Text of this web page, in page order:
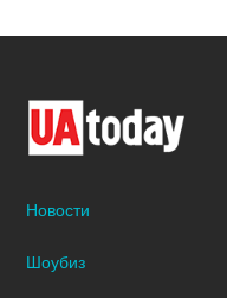
Новости
Шоубиз